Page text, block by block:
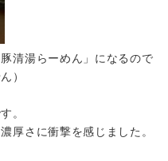
清湯らーめん」になるので
）
。
厚さに衝撃を感じました。